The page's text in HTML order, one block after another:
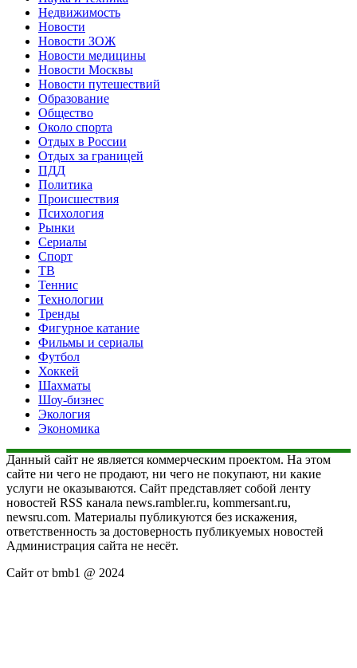
Недвижимость
Новости
Новости ЗОЖ
Новости медицины
Новости Москвы
Новости путешествий
Образование
Общество
Около спорта
Отдых в России
Отдых за границей
ПДД
Политика
Происшествия
Психология
Рынки
Сериалы
Спорт
ТВ
Теннис
Технологии
Тренды
Фигурное катание
Фильмы и сериалы
Футбол
Хоккей
Шахматы
Шоу-бизнес
Экология
Экономика
Данный сайт не является коммерческим проектом. На этом
сайте ни чего не продают, ни чего не покупают, ни какие
услуги не оказываются. Сайт представляет собой ленту
новостей RSS канала news.rambler.ru, kommersant.ru,
newsru.com. Материалы публикуются без искажения,
ответственность за достоверность публикуемых новостей
Администрация сайта не несёт.
Сайт от bmb1 @ 2024